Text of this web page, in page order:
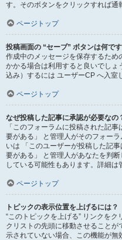
す。そのボタンをクリックすれば通
ページトップ
投稿画面の “セーブ” ボタンは何で
作成中のメッセージを保存するた
かかる場合は利用すると良いでし
込み）するには ユーザーCP へ入室
ページトップ
なぜ投稿した記事に承認が必要なの
「このフォーラムに投稿された記
要がある」 と管理人がそのフォー
いは 「このユーザーが投稿した記
要がある」 と管理人があなたを判
している可能性もあります。詳細
ページトップ
トピックの表示位置を上げるには？
“このトピックを上げる” リンクを
クリストの先頭に移動させること
示されていない場合、この機能が